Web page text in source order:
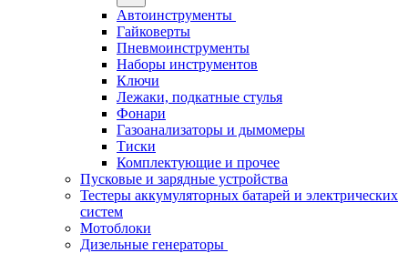
Автоинструменты
Гайковерты
Пневмоинструменты
Наборы инструментов
Ключи
Лежаки, подкатные стулья
Фонари
Газоанализаторы и дымомеры
Тиски
Комплектующие и прочее
Пусковые и зарядные устройства
Тестеры аккумуляторных батарей и электрических
систем
Мотоблоки
Дизельные генераторы